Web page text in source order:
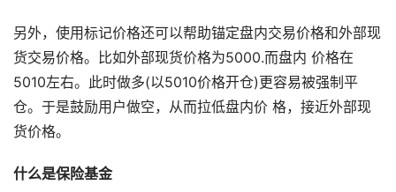
另外，使⽤标记价格还可以帮助锚定盘内交易价格和外部现
货交易价格。⽐如外部现货价格为5000.⽽盘内 价格在
5010左右。此时做多(以5010价格开仓)更容易被强制平
仓。于是⿎励⽤户做空，从⽽拉低盘内价 格，接近外部现
货价格。
什么是保险基金